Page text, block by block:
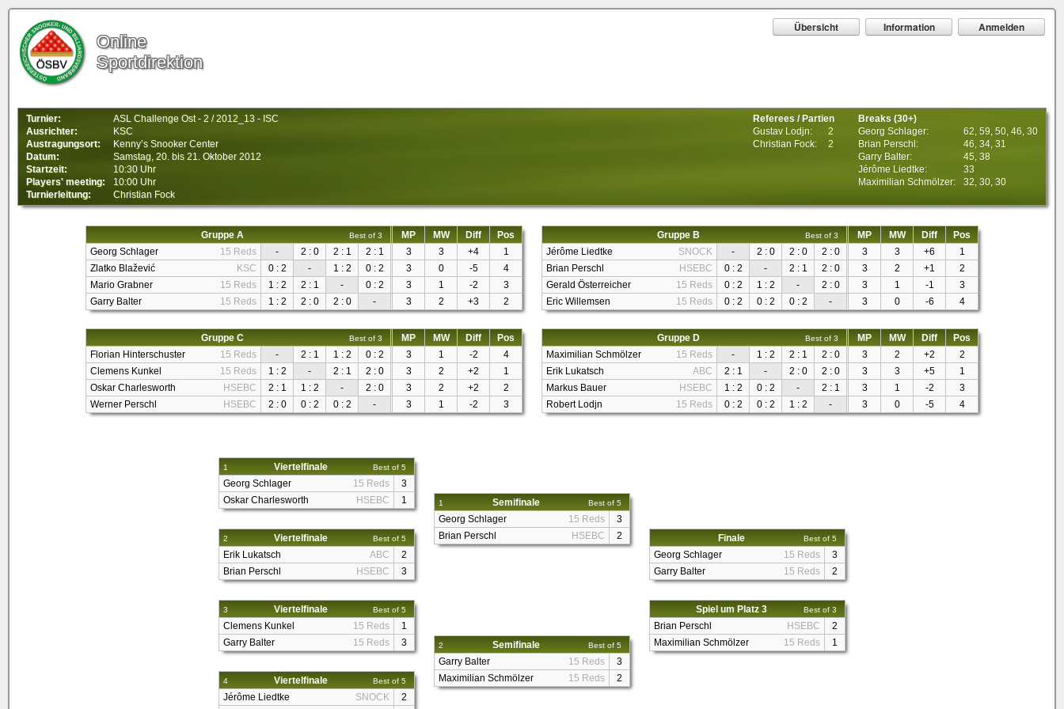
Online
Sportdirektion
Übersicht Information Anmelden
Turnier:
ASL Challenge Ost - 2 / 2012_13 - ISC
Ausrichter:
KSC
Austragungsort:
Kenny’s Snooker Center
Datum:
Samstag, 20. bis 21. Oktober 2012
Startzeit:
10:30 Uhr
Players' meeting:
10:00 Uhr
Turnierleitung:
Christian Fock
Referees / Partien
Gustav Lodjn:
2
Christian Fock:
2
Breaks (30+)
Georg Schlager:
62, 59, 50, 46, 30
Brian Perschl:
46, 34, 31
Garry Balter:
45, 38
Jérôme Liedtke:
33
Maximilian Schmölzer:
32, 30, 30
Gruppe A Best of 3 MP MW Diff
Pos
Georg Schlager
15 Reds - 2 : 0 2 : 1 2 : 1 3 3 +4
1
Zlatko Blažević
KSC 0 : 2 - 1 : 2 0 : 2 3 0 -5
4
Mario Grabner
15 Reds 1 : 2 2 : 1 - 0 : 2 3 1 -2
3
Garry Balter
15 Reds 1 : 2 2 : 0 2 : 0 - 3 2 +3 2
Gruppe B Best of 3 MP MW Diff
Pos
Jérôme Liedtke
SNOCK - 2 : 0 2 : 0 2 : 0 3 3 +6
1
Brian Perschl
HSEBC 0 : 2 - 2 : 1 2 : 0 3 2 +1
2
Gerald Österreicher
15 Reds 0 : 2 1 : 2 - 2 : 0 3 1 -1
3
Eric Willemsen
15 Reds 0 : 2 0 : 2 0 : 2 - 3 0 -6 4
Gruppe C Best of 3 MP MW Diff
Pos
Florian Hinterschuster
15 Reds - 2 : 1 1 : 2 0 : 2 3 1 -2
4
Clemens Kunkel
15 Reds 1 : 2 - 2 : 1 2 : 0 3 2 +2
1
Oskar Charlesworth
HSEBC 2 : 1 1 : 2 - 2 : 0 3 2 +2
2
Werner Perschl
HSEBC 2 : 0 0 : 2 0 : 2 - 3 1 -2 3
Gruppe D Best of 3 MP MW Diff
Pos
Maximilian Schmölzer
15 Reds - 1 : 2 2 : 1 2 : 0 3 2 +2
2
Erik Lukatsch
ABC 2 : 1 - 2 : 0 2 : 0 3 3 +5
1
Markus Bauer
HSEBC 1 : 2 0 : 2 - 2 : 1 3 1 -2
3
Robert Lodjn
15 Reds 0 : 2 0 : 2 1 : 2 - 3 0 -5 4
1 Viertelfinale Best of 5
Georg Schlager 15 Reds
3
Oskar Charlesworth
HSEBC 1
2 Viertelfinale Best of 5
Erik Lukatsch ABC
2
Brian Perschl
HSEBC 3
3 Viertelfinale Best of 5
Clemens Kunkel 15 Reds
1
Garry Balter
15 Reds 3
4 Viertelfinale Best of 5
Jérôme Liedtke SNOCK
2
1 Semifinale Best of 5
Georg Schlager 15 Reds
3
Brian Perschl
HSEBC 2
2 Semifinale Best of 5
Garry Balter 15 Reds
3
Maximilian Schmölzer
15 Reds 2
Finale Best of 5
Georg Schlager 15 Reds
3
Garry Balter
15 Reds 2
Spiel um Platz 3 Best of 3
Brian Perschl HSEBC
2
Maximilian Schmölzer
15 Reds 1